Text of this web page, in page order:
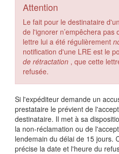
Attention
Le fait pour le destinataire
de l'ignorer n’empêchera pas
lettre lui a été régulièrement
notification d'une LRE est le
de rétractation , que cette
refusée.
Si l'expéditeur demande un
prestataire le prévient de
destinataire. Il met à sa
la non-réclamation ou de
lendemain du délai de 15 jours.
précise la date et l'heure du